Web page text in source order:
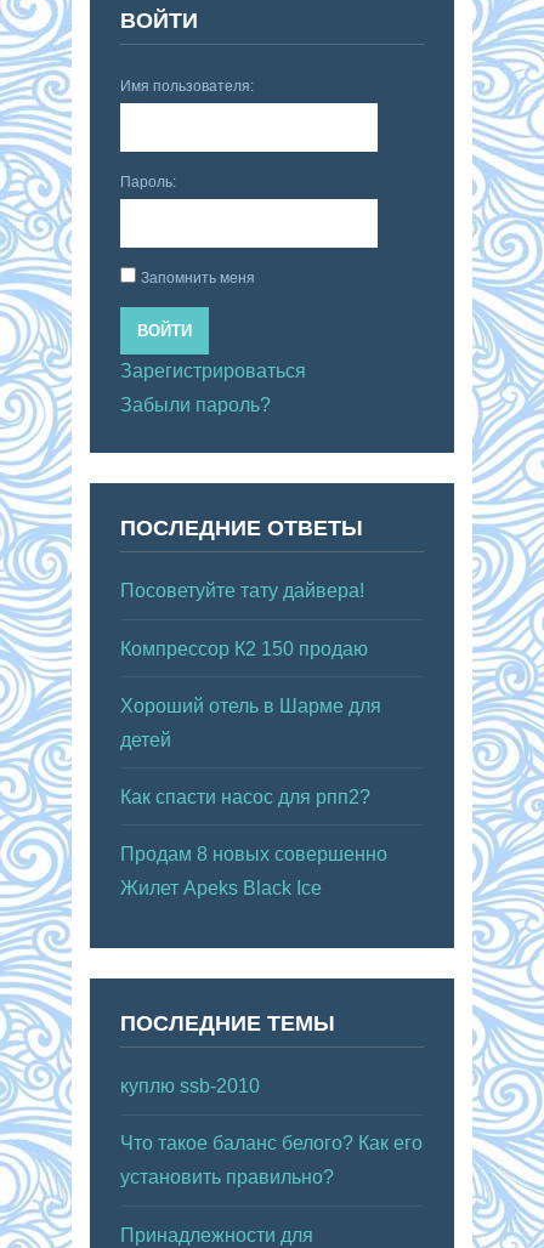
ВОЙТИ
Имя пользователя:
Пароль:
Запомнить меня
ВОЙТИ
Зарегистрироваться
Забыли пароль?
ПОСЛЕДНИЕ ОТВЕТЫ
Посоветуйте тату дайвера!
Компрессор К2 150 продаю
Хороший отель в Шарме для
детей
Как спасти насос для рпп2?
Продам 8 новых совершенно
Жилет Apeks Black Ice
ПОСЛЕДНИЕ ТЕМЫ
куплю ssb-2010
Что такое баланс белого? Как его
установить правильно?
Принадлежности для